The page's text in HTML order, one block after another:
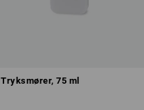
Tryksmører, 75 ml